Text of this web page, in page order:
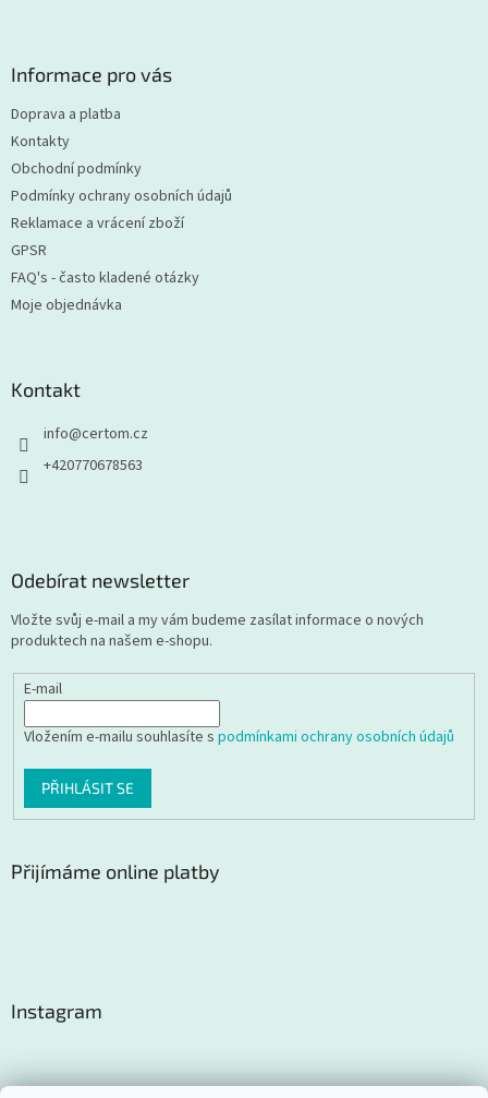
Informace pro vás
Doprava a platba
Kontakty
Obchodní podmínky
Podmínky ochrany osobních údajů
Reklamace a vrácení zboží
GPSR
FAQ's - často kladené otázky
Moje objednávka
Kontakt
info@certom.cz
+420770678563
Odebírat newsletter
Vložte svůj e-mail a my vám budeme zasílat informace o nových
produktech na našem e-shopu.
E-mail
Vložením e-mailu souhlasíte s podmínkami ochrany osobních údajů
PŘIHLÁSIT SE
Přijímáme online platby
Instagram